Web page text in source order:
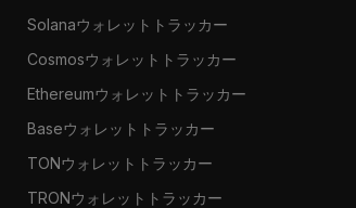
Solanaウォレットトラッカー
Cosmosウォレットトラッカー
Ethereumウォレットトラッカー
Baseウォレットトラッカー
TONウォレットトラッカー
TRONウォレットトラッカー